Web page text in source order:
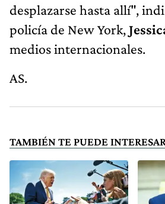
desplazarse hasta allí",
policía de New York,
medios internacionales.
AS.
TAMBIÉN TE PUEDE